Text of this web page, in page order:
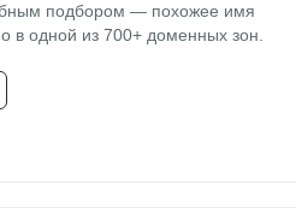
подбором — похожее имя
в одной из 700+ доменных зон.